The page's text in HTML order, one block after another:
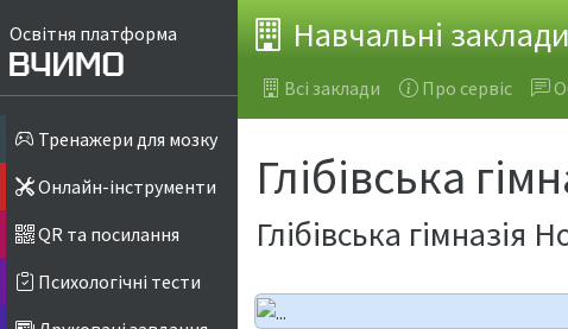
Освітня платформа
Тренажери для мозку
Онлайн-інструменти
QR та посилання
Психологічні тести
Навчальні
Всі заклади Про сервіс
Глібівська
Глібівська